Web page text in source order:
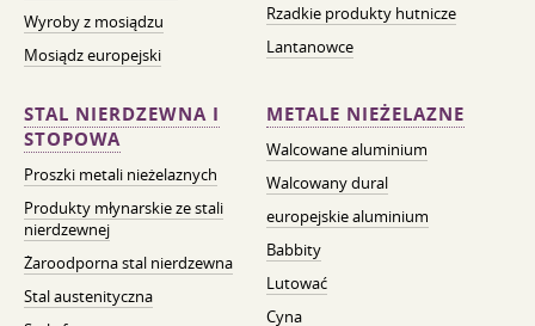
Wyroby z mosiądzu
Mosiądz europejski
Rzadkie produkty hutnicze
Lantanowce
STAL NIERDZEWNA I
STOPOWA
Proszki metali nieżelaznych
Produkty młynarskie ze stali
nierdzewnej
Żaroodporna stal nierdzewna
Stal austenityczna
METALE NIEŻELAZNE
Walcowane aluminium
Walcowany dural
europejskie aluminium
Babbity
Lutować
Cyna